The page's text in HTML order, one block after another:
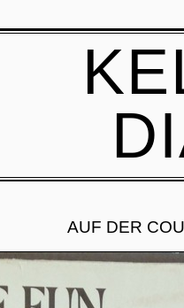
AUF DER